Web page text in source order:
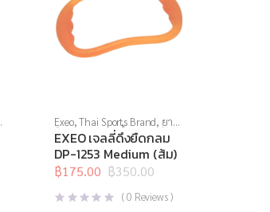
Exeo,Thai Sports Brand, ยาง
ยืด,สร้างกล้ามเนื้อ,สินค้าล็อต
สุดท้าย,อุปกรณ์บริหารกาย,
อุปกรณ์ยืดเหยียด
EXEO เจลลี่ดึงยืดกลม
DP-1253 Medium (ส้ม)
฿350.00
Original
price
was:
฿175.00
Current
price
is:
(0 Reviews )